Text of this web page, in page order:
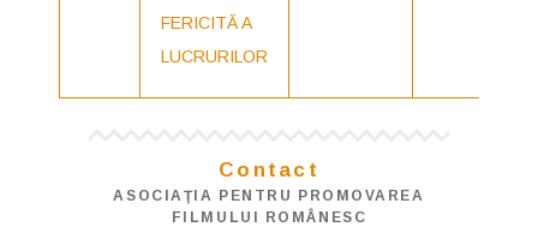
FERICITĂ A
LUCRURILOR
Contact
ASOCIAŢIA PENTRU PROMOVAREA
FILMULUI ROMÂNESC